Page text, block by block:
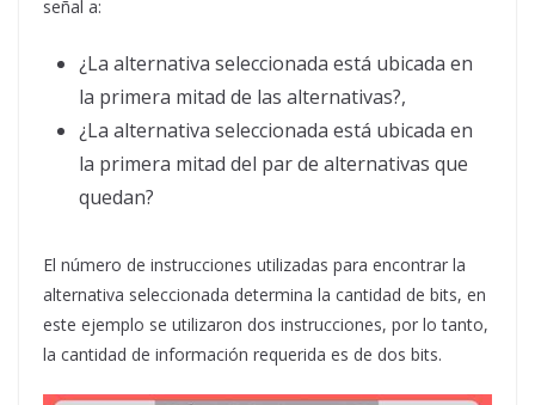
señal a:
¿La alternativa seleccionada está ubicada en
la primera mitad de las alternativas?,
¿La alternativa seleccionada está ubicada en
la primera mitad del par de alternativas que
quedan?
El número de instrucciones utilizadas para encontrar la
alternativa seleccionada determina la cantidad de bits, en
este ejemplo se utilizaron dos instrucciones, por lo tanto,
la cantidad de información requerida es de dos bits.